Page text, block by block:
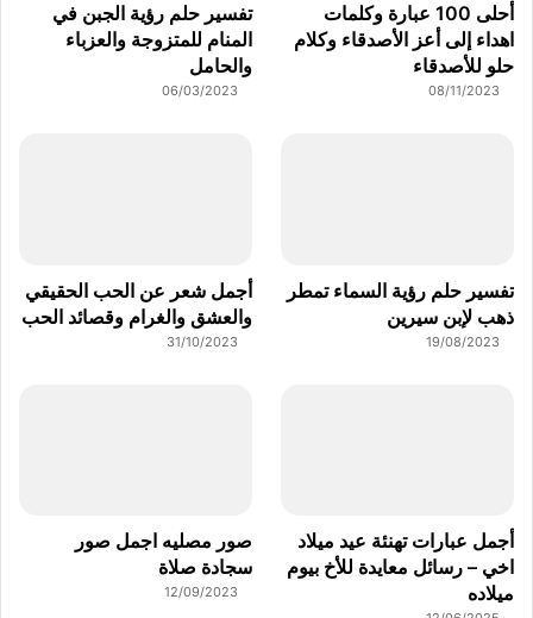
أحلى 100 عبارة وكلمات
اهداء إلى أعز الأصدقاء وكلام
حلو للأصدقاء
08/11/2023
تفسير حلم رؤية الجبن في
المنام للمتزوجة والعزباء
والحامل
06/03/2023
تفسير حلم رؤية السماء تمطر
ذهب لإبن سيرين
19/08/2023
أجمل شعر عن الحب الحقيقي
والعشق والغرام وقصائد الحب
31/10/2023
أجمل عبارات تهنئة عيد ميلاد
اخي – رسائل معايدة للأخ بيوم
ميلاده
صور مصليه اجمل صور
سجادة صلاة
12/09/2023